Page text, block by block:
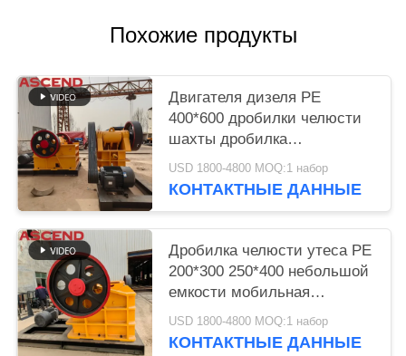
Похожие продукты
Двигателя дизеля PE
400*600 дробилки челюсти
шахты дробилка
небольшого каменного
мобильная для бетона
USD 1800-4800 MOQ:1 набор
КОНТАКТНЫЕ ДАННЫЕ
Дробилка челюсти утеса PE
200*300 250*400 небольшой
емкости мобильная
каменная для известняка
золота с запасными
USD 1800-4800 MOQ:1 набор
КОНТАКТНЫЕ ДАННЫЕ